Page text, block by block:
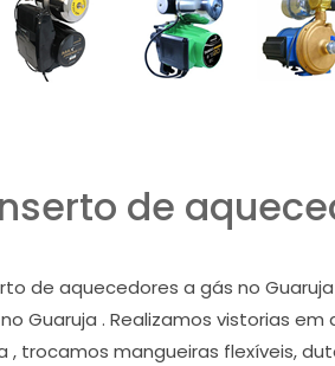
de
de aquecedores a gás no
Guaruja . Realizamos vistorias
trocamos mangueiras flexíveis,